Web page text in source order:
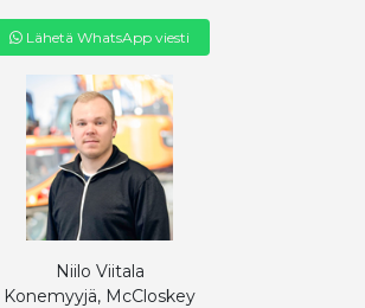
Lähetä WhatsApp viesti
Niilo Viitala
Konemyyjä, McCloskey